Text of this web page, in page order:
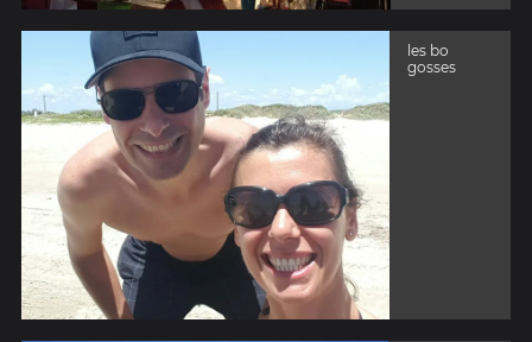
les bo
gosses